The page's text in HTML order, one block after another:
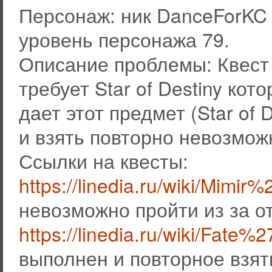
Персонаж: ник
уровень персонажа 79.
Описание проблемы:
требует Star of Destiny
дает этот предмет (Star of
и взять повторно
Ссылки на квесты:
https://linedia.ru/wiki/
невозможно пройти из за
https://linedia.ru/wiki/
выполнен и повторное